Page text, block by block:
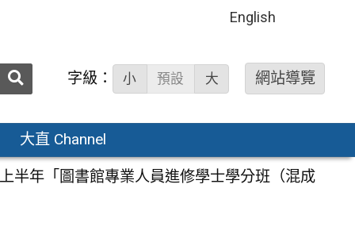
English
送出 字級： 小 預設 大 網站導覽
大直 Channel
半年「圖書館專業人員進修學士學分班（混成